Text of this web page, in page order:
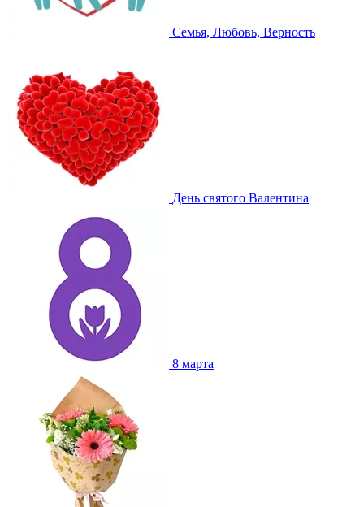
Семья, Любовь, Верность
День святого Валентина
8 марта